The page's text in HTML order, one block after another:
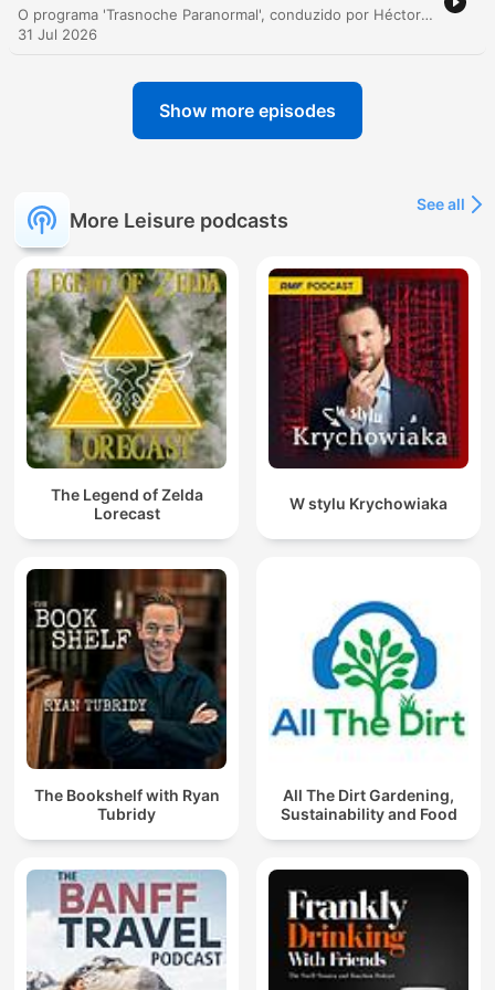
O programa 'Trasnoche Paranormal', conduzido por Héctor Rossi, explora uma vasta gama de relatos sobrenaturais enviados por ouvintes. O episódio aborda desde fenômenos luminosos e avistamentos de naves espaciais em Capilla del Monte até experiências intensas de paralisia do sono, presenças em teatros e hotéis, e a sensibilidade espiritual de animais. A narrativa percorre temas como a teoria da impronta residual em estradas, interações com entidades em rituais e a percepção de dimensões energéticas adjacentes. Através de testemunhos sobre visões, objetos carregados de energia e memórias inexplicáveis, o apresentador promove uma reflexão sobre as fronteiras entre o mundo físico e o esotérico.
31 Jul 2026
Show more episodes
More Leisure podcasts
See all
The Legend of Zelda
Lorecast
W stylu Krychowiaka
The Bookshelf with Ryan
Tubridy
All The Dirt Gardening,
Sustainability and Food